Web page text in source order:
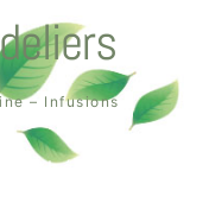
– Infusions
thé